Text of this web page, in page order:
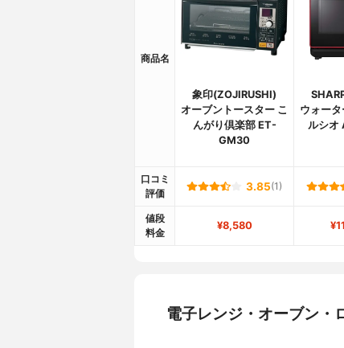
商品名
象印(ZOJIRUSHI)
オーブントースター こ
んがり倶楽部 ET-
GM30
ウォー
ルシオ
口コミ
評価
3.85(1)
値段
料金
¥8,580
電子レンジ・オーブン・